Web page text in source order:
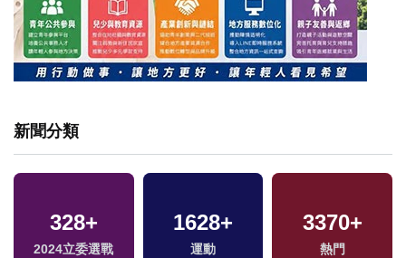
新聞分類
328+
2024立委選戰
1628+
運動
3370+
熱門